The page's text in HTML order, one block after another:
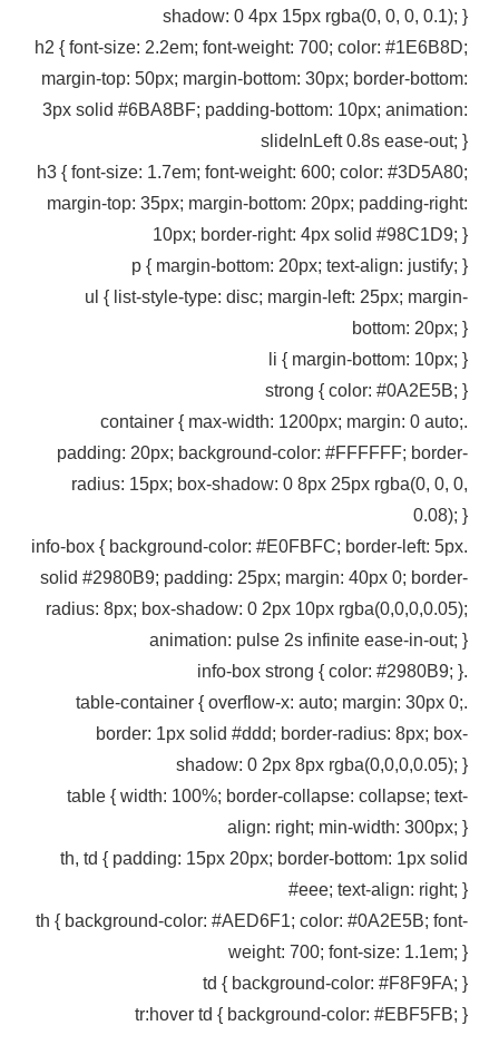
shadow: 0 4px 15px rgba(0, 0, 0, 0.1); }
h2 { font-size: 2.2em; font-weight: 700; color: #1E6B8D;
margin-top: 50px; margin-bottom: 30px; border-bottom:
3px solid #6BA8BF; padding-bottom: 10px; animation:
slideInLeft 0.8s ease-out; }
h3 { font-size: 1.7em; font-weight: 600; color: #3D5A80;
margin-top: 35px; margin-bottom: 20px; padding-right:
10px; border-right: 4px solid #98C1D9; }
p { margin-bottom: 20px; text-align: justify; }
ul { list-style-type: disc; margin-left: 25px; margin-
bottom: 20px; }
li { margin-bottom: 10px; }
strong { color: #0A2E5B; }
.container { max-width: 1200px; margin: 0 auto;
padding: 20px; background-color: #FFFFFF; border-
radius: 15px; box-shadow: 0 8px 25px rgba(0, 0, 0,
0.08); }
.info-box { background-color: #E0FBFC; border-left: 5px
solid #2980B9; padding: 25px; margin: 40px 0; border-
radius: 8px; box-shadow: 0 2px 10px rgba(0,0,0,0.05);
animation: pulse 2s infinite ease-in-out; }
.info-box strong { color: #2980B9; }
.table-container { overflow-x: auto; margin: 30px 0;
border: 1px solid #ddd; border-radius: 8px; box-
shadow: 0 2px 8px rgba(0,0,0,0.05); }
table { width: 100%; border-collapse: collapse; text-
align: right; min-width: 300px; }
th, td { padding: 15px 20px; border-bottom: 1px solid
#eee; text-align: right; }
th { background-color: #AED6F1; color: #0A2E5B; font-
weight: 700; font-size: 1.1em; }
td { background-color: #F8F9FA; }
tr:hover td { background-color: #EBF5FB; }